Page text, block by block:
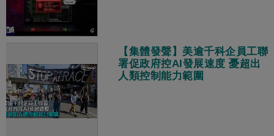
【集體發聲】美逾千科企員工聯
署促政府控AI發展速度 憂超出
人類控制能力範圍